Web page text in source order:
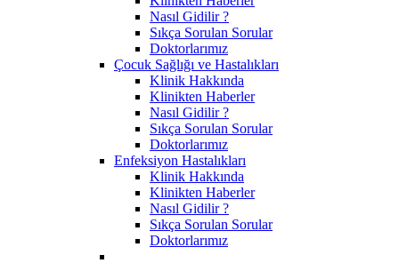
Nasıl Gidilir ?
Sıkça Sorulan Sorular
Doktorlarımız
Çocuk Sağlığı ve Hastalıkları
Klinik Hakkında
Klinikten Haberler
Nasıl Gidilir ?
Sıkça Sorulan Sorular
Doktorlarımız
Enfeksiyon Hastalıkları
Klinik Hakkında
Klinikten Haberler
Nasıl Gidilir ?
Sıkça Sorulan Sorular
Doktorlarımız